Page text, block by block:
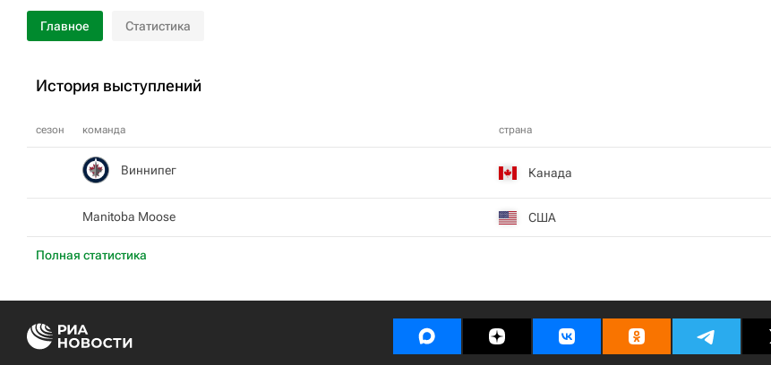
Главное Статистика
История выступлений
сезон команда страна
Полная статистика
Виннипег Канада
Manitoba Moose США